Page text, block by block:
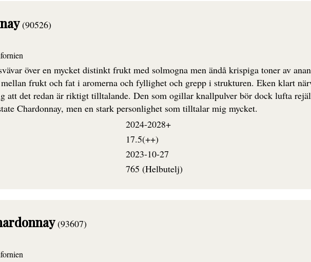
(90526)
över en mycket distinkt frukt med solmogna men ändå krispiga toner av
frukt och fat i aromerna och fyllighet och grepp i strukturen. Eken klart
att det redan är riktigt tilltalande. Den som ogillar knallpulver bör dock lufta
Chardonnay, men en stark personlighet som tilltalar mig mycket.
2024-2028+
17.5(++)
2023-10-27
765 (Helbutelj)
(93607)